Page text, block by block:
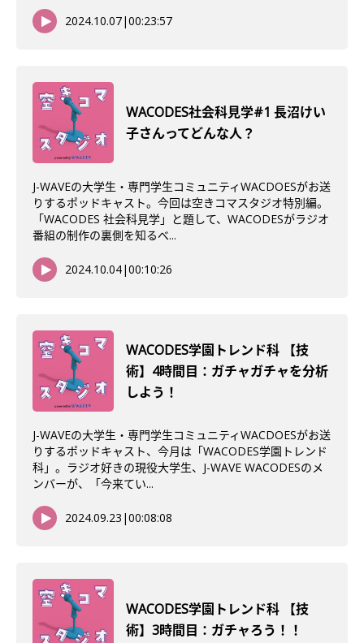
2024.10.07|00:23:57
WACODES社会科見学#1 長沼けい
子さんってどんな人？
J-WAVEの大学生・専門学生コミュニティWACDOESがお送
りするポッドキャスト。今回は空きコマスタジオ特別編。
「WACODES 社会科見学」と題して、WACODESがラジオ
番組の制作の裏側を知るべ...
2024.10.04|00:10:26
WACODES学園トレンド科 【技
術】4時間目：ガチャガチャを分析
しよう！
J-WAVEの大学生・専門学生コミュニティWACDOESがお送
りするポッドキャスト、今月は「WACODES学園トレンド
科」。ラジオ好きの現役大学生、J-WAVE WACODESのメ
ンバーが、「今来てい...
2024.09.23 |00:08:08
WACODES学園トレンド科 【技
術】3時間目：ガチャろう！！